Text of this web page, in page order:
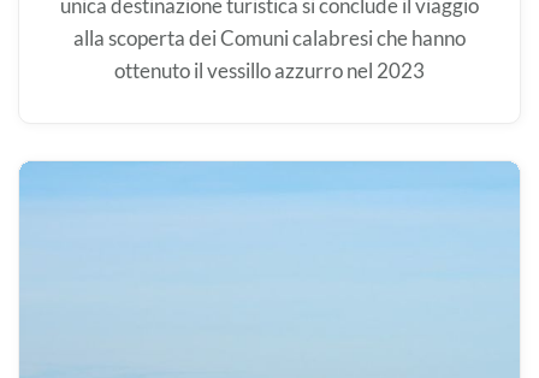
unica destinazione turistica si conclude il viaggio
alla scoperta dei Comuni calabresi che hanno
ottenuto il vessillo azzurro nel 2023